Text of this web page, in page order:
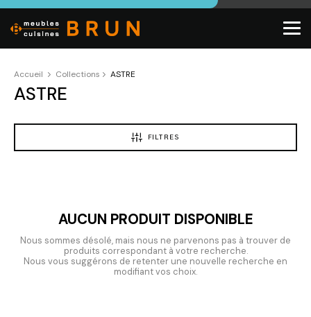
Accueil Collections ASTRE
ASTRE
FILTRES
AUCUN PRODUIT DISPONIBLE
Nous sommes désolé, mais nous ne parvenons pas à trouver de
produits correspondant à votre recherche.
Nous vous suggérons de retenter une nouvelle recherche en
modifiant vos choix.